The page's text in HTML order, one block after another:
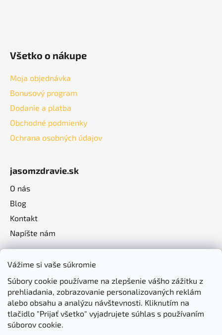
Vážime si vaše súkromie
Súbory cookie používame na zlepšenie vášho zážitku z
prehliadania, zobrazovanie personalizovaných reklám
alebo obsahu a analýzu návštevnosti. Kliknutím na
tlačidlo "Prijať všetko" vyjadrujete súhlas s používaním
súborov cookie.
Všetko o nákupe
Moja objednávka
Bonusový program
Dodanie a platba
Obchodné podmienky
Ochrana osobných údajov
jasomzdravie.sk
O nás
Blog
Kontakt
Napíšte nám